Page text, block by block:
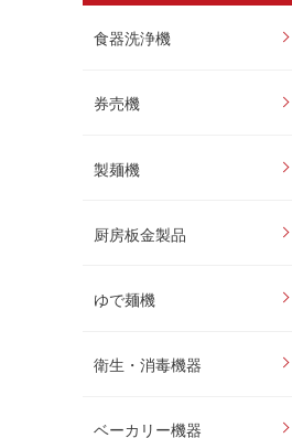
食器洗浄機
券売機
製麺機
厨房板金製品
ゆで麺機
衛生・消毒機器
ベーカリー機器